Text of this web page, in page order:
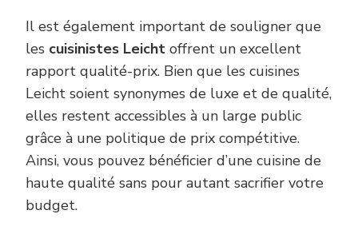
Il est également important de souligner que
les cuisinistes Leicht offrent un excellent
rapport qualité-prix. Bien que les cuisines
Leicht soient synonymes de luxe et de qualité,
elles restent accessibles à un large public
grâce à une politique de prix compétitive.
Ainsi, vous pouvez bénéficier d’une cuisine de
haute qualité sans pour autant sacrifier votre
budget.